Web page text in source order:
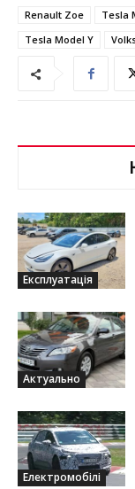
Renault Zoe
Tesla
Tesla Model Y
Експлуатація
Актуально
Електромобілі